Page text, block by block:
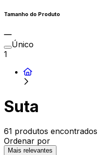
Tamanho do Produto
Único
1
Suta
61 produtos encontrados
Ordenar por
Mais relevantes